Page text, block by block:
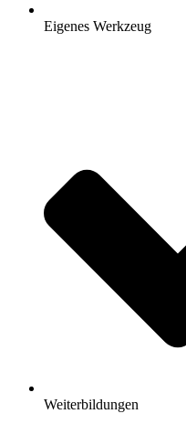
Eigenes Werkzeug
Weiterbildungen